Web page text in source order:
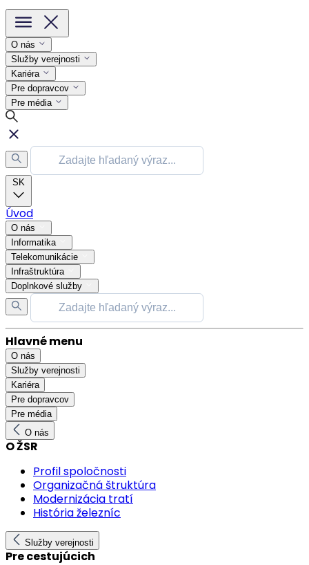
O nás
Služby verejnosti
Kariéra
Pre dopravcov
Pre média
SK
Úvod
O nás
Informatika
Telekomunikácie
Infraštruktúra
Doplnkové služby
Hlavné menu
O nás
Služby verejnosti
Kariéra
Pre dopravcov
Pre média
O nás
O ŽSR
Profil spoločnosti
Organizačná štruktúra
Modernizácia tratí
História železníc
Služby verejnosti
Pre cestujúcich